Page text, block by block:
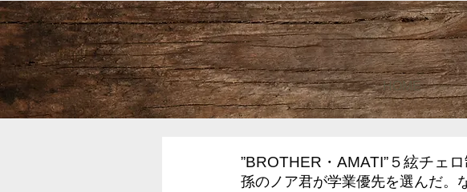
HOME
”BROTHER・AMATI”５絃チェ
孫のノア君が学業優先を選んだ。